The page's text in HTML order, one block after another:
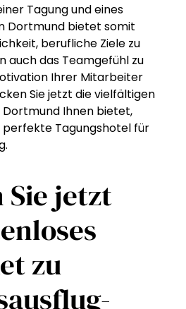
Tagung und eines
Dortmund bietet somit
berufliche Ziele zu
auch das Teamgefühl zu
Ihrer Mitarbeiter
Sie jetzt die vielfältigen
Dortmund Ihnen bietet,
perfekte Tagungshotel für
Sie jetzt
zu